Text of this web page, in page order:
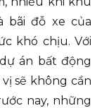
bãi đỗ xe của
khó chịu. Với
án bất động
sẽ không cần
nay, những